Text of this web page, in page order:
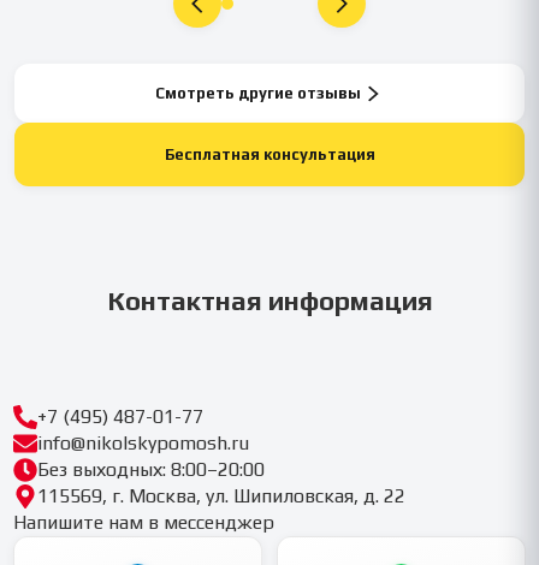
Смотреть другие отзывы
Бесплатная консультация
Контактная информация
+7 (495) 487-01-77
info@nikolskypomosh.ru
Без выходных: 8:00–20:00
115569, г. Москва, ул. Шипиловская, д. 22
Напишите нам в мессенджер